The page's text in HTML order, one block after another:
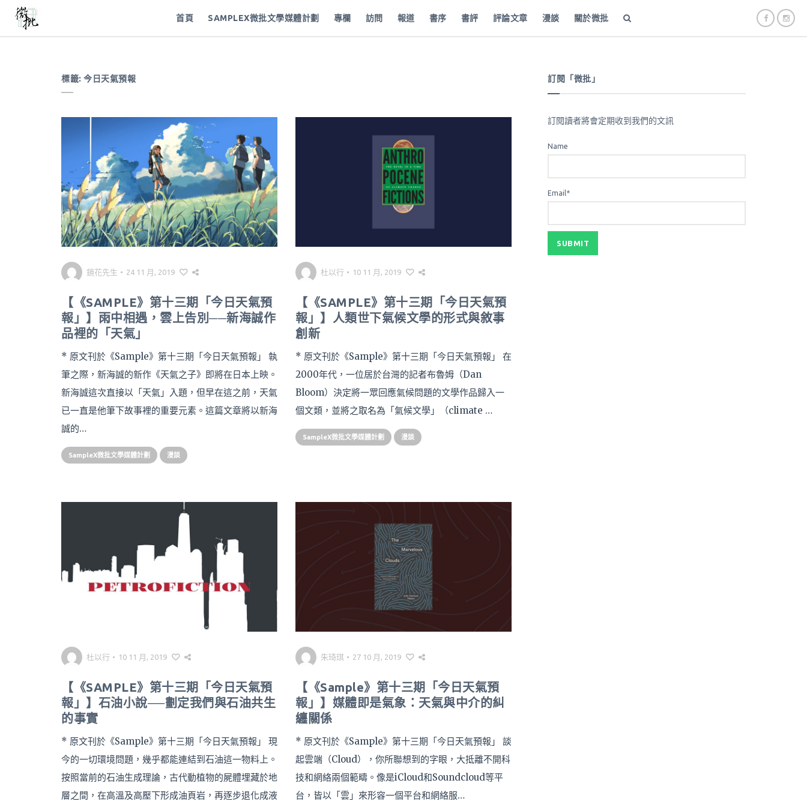
首頁 SAMPLEX微批文學媒體計劃 專欄 訪問 報道 書序 書評 評論文章 漫談 關於微批
標籤: 今日天氣預報
鏡花先生 • 24 11 月, 2019
【《SAMPLE》第十三期「今日天氣預
報」】雨中相遇，雲上告別──新海誠作
品裡的「天氣」
* 原文刊於《Sample》第十三期「今日天氣預報」 執
筆之際，新海誠的新作《天氣之子》即將在日本上映。
新海誠這次直接以「天氣」入題，但早在這之前，天氣
已一直是他筆下故事裡的重要元素。這篇文章將以新海
誠的…
SampleX微批文學媒體計劃 漫談
杜以行 • 10 11 月, 2019
【《SAMPLE》第十三期「今日天氣預
報」】人類世下氣候文學的形式與敘事
創新
* 原文刊於《Sample》第十三期「今日天氣預報」 在
2000年代，一位居於台灣的記者布魯姆（Dan
Bloom）決定將一眾回應氣候問題的文學作品歸入一
個文類，並將之取名為「氣候文學」（climate …
SampleX微批文學媒體計劃 漫談
杜以行 • 10 11 月, 2019
【《SAMPLE》第十三期「今日天氣預
報」】石油小說──劃定我們與石油共生
的事實
* 原文刊於《Sample》第十三期「今日天氣預報」 現
今的一切環境問題，幾乎都能連結到石油這一物料上。
按照當前的石油生成理論，古代動植物的屍體埋藏於地
層之間，在高溫及高壓下形成油頁岩，再逐步退化成液
朱琦琪 • 27 10 月, 2019
【《Sample》第十三期「今日天氣預
報」】媒體即是氣象：天氣與中介的糾
纏關係
* 原文刊於《Sample》第十三期「今日天氣預報」 談
起雲端（Cloud），你所聯想到的字眼，大抵離不開科
技和網絡兩個範疇。像是iCloud和Soundcloud等平
台，皆以「雲」來形容一個平台和網絡服…
訂閱「微批」
訂閱讀者將會定期收到我們的文訊
Name
Email*